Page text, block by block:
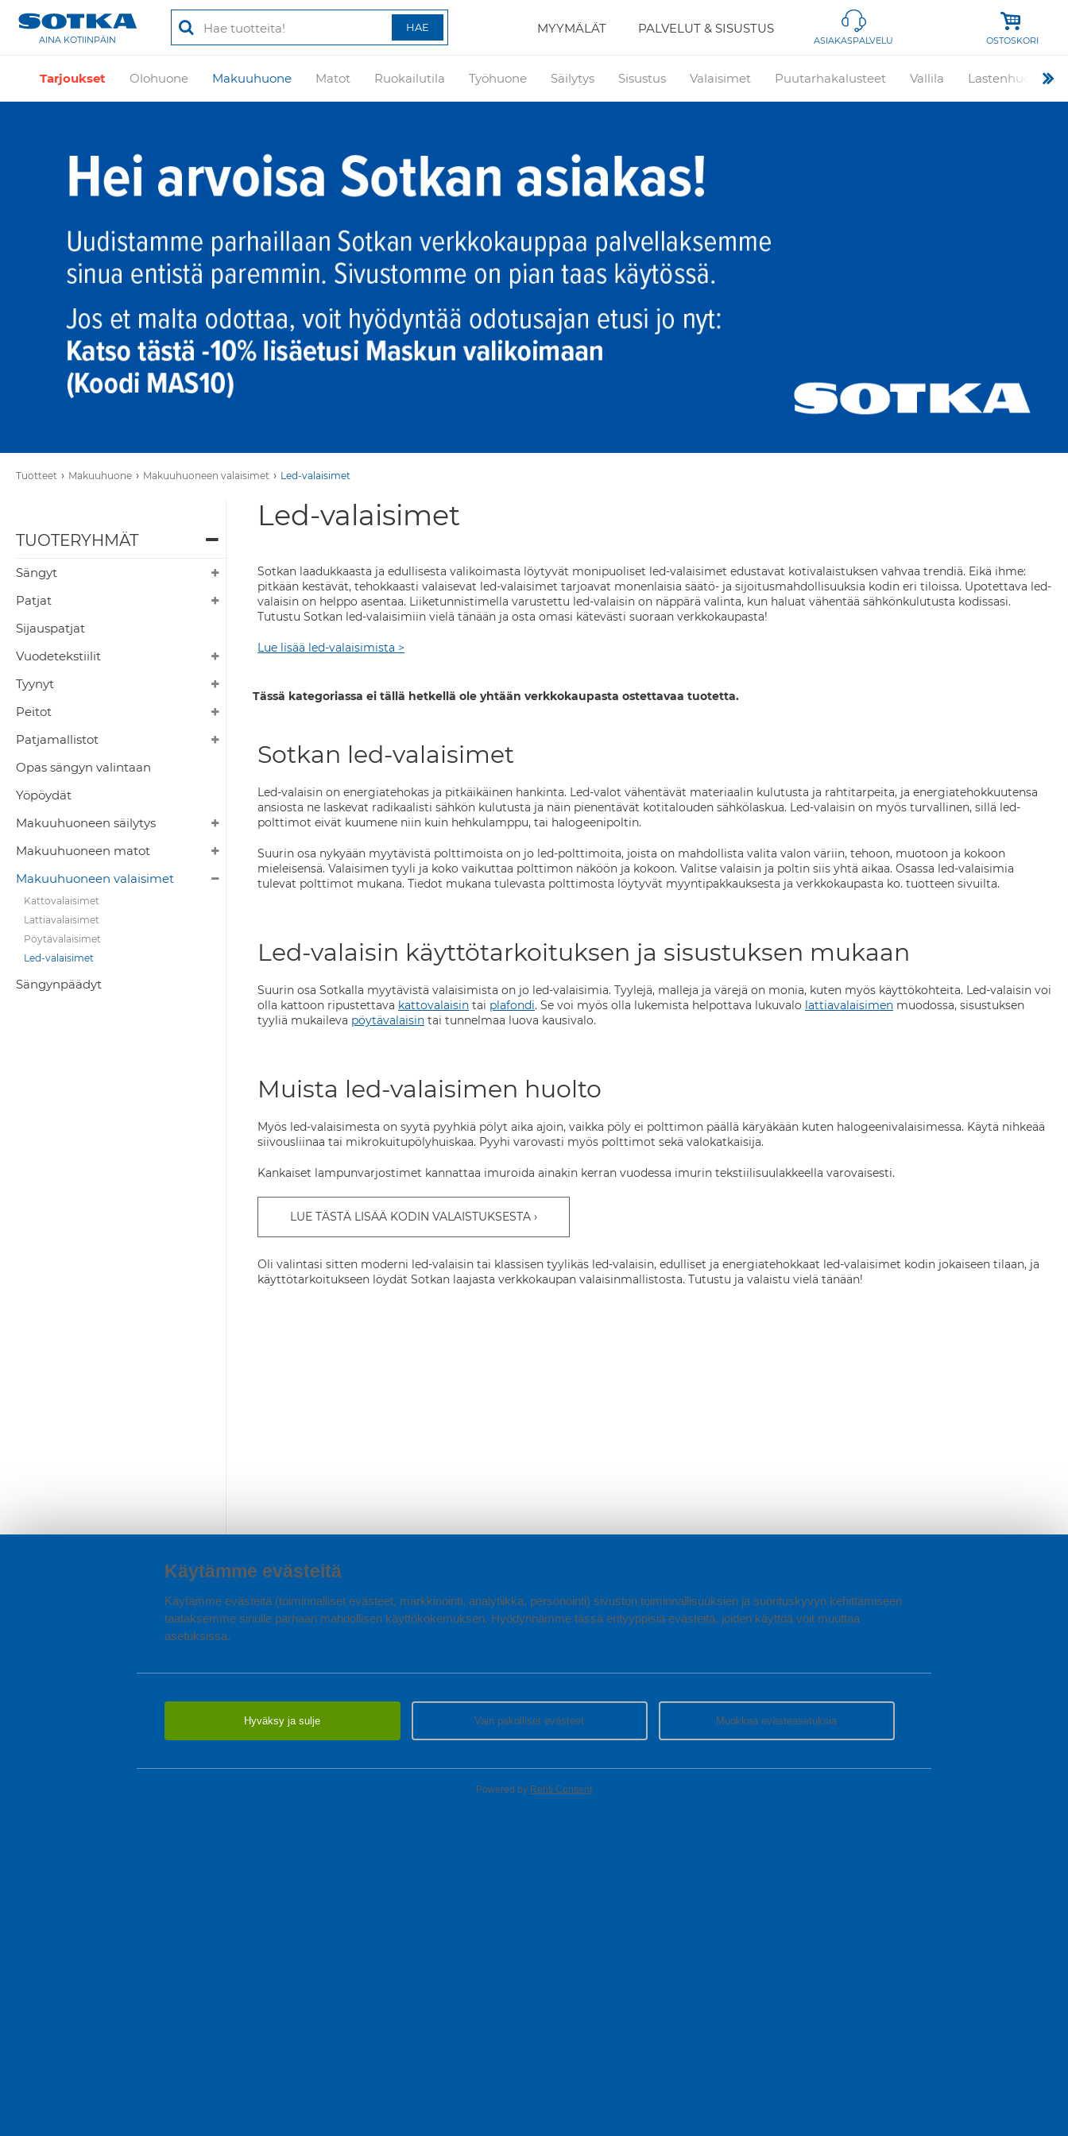
Käytämme evästeitä
Käytämme evästeitä (toiminnalliset evästeet, markkinointi, analytiikka, personointi) sivuston toiminnallisuuksien ja suorituskyvyn kehittämiseen
taataksemme sinulle parhaan mahdollisen käyttökokemuksen. Hyödynnämme tässä erityyppisiä evästeitä, joiden käyttöä voit muuttaa
asetuksissa.
Hyväksy ja sulje Vain pakolliset evästeet Muokkaa evästeasetuksia
Powered by Rehti Consent
AINA KOTIINPÄIN ASIAKASPALVELU OSTOSKORI
Tarjoukset Olohuone Makuuhuone Matot Ruokailutila Työhuone Säilytys Sisustus Valaisimet Puutarhakalusteet Vallila Lastenhuone
MYYMÄLÄT PALVELUT & SISUSTUS
Tuotteet › Makuuhuone › Makuuhuoneen valaisimet › Led-valaisimet
TUOTERYHMÄT
Sängyt
Patjat
Sijauspatjat
Vuodetekstiilit
Tyynyt
Peitot
Patjamallistot
Opas sängyn valintaan
Yöpöydät
Makuuhuoneen säilytys
Makuuhuoneen matot
Makuuhuoneen valaisimet
Kattovalaisimet
Lattiavalaisimet
Pöytävalaisimet
Led-valaisimet
Sängynpäädyt
Led-valaisimet
Sotkan laadukkaasta ja edullisesta valikoimasta löytyvät monipuoliset led-valaisimet edustavat kotivalaistuksen vahvaa trendiä. Eikä ihme:
pitkään kestävät, tehokkaasti valaisevat led-valaisimet tarjoavat monenlaisia säätö- ja sijoitusmahdollisuuksia kodin eri tiloissa. Upotettava led-
valaisin on helppo asentaa. Liiketunnistimella varustettu led-valaisin on näppärä valinta, kun haluat vähentää sähkönkulutusta kodissasi.
Tutustu Sotkan led-valaisimiin vielä tänään ja osta omasi kätevästi suoraan verkkokaupasta!
Lue lisää led-valaisimista >
Tässä kategoriassa ei tällä hetkellä ole yhtään verkkokaupasta ostettavaa tuotetta.
Sotkan led-valaisimet
Led-valaisin on energiatehokas ja pitkäikäinen hankinta. Led-valot vähentävät materiaalin kulutusta ja rahtitarpeita, ja energiatehokkuutensa
ansiosta ne laskevat radikaalisti sähkön kulutusta ja näin pienentävät kotitalouden sähkölaskua. Led-valaisin on myös turvallinen, sillä led-
polttimot eivät kuumene niin kuin hehkulamppu, tai halogeenipoltin.
Suurin osa nykyään myytävistä polttimoista on jo led-polttimoita, joista on mahdollista valita valon väriin, tehoon, muotoon ja kokoon
mieleisensä. Valaisimen tyyli ja koko vaikuttaa polttimon näköön ja kokoon. Valitse valaisin ja poltin siis yhtä aikaa. Osassa led-valaisimia
tulevat polttimot mukana. Tiedot mukana tulevasta polttimosta löytyvät myyntipakkauksesta ja verkkokaupasta ko. tuotteen sivuilta.
Led-valaisin käyttötarkoituksen ja sisustuksen mukaan
Suurin osa Sotkalla myytävistä valaisimista on jo led-valaisimia. Tyylejä, malleja ja värejä on monia, kuten myös käyttökohteita. Led-valaisin voi
olla kattoon ripustettava kattovalaisin tai plafondi. Se voi myös olla lukemista helpottava lukuvalo lattiavalaisimen muodossa, sisustuksen
tyyliä mukaileva pöytävalaisin tai tunnelmaa luova kausivalo.
Muista led-valaisimen huolto
Myös led-valaisimesta on syytä pyyhkiä pölyt aika ajoin, vaikka pöly ei polttimon päällä käryäkään kuten halogeenivalaisimessa. Käytä nihkeää
siivousliinaa tai mikrokuitupölyhuiskaa. Pyyhi varovasti myös polttimot sekä valokatkaisija.
Kankaiset lampunvarjostimet kannattaa imuroida ainakin kerran vuodessa imurin tekstiilisuulakkeella varovaisesti.
LUE TÄSTÄ LISÄÄ KODIN VALAISTUKSESTA
Oli valintasi sitten moderni led-valaisin tai klassisen tyylikäs led-valaisin, edulliset ja energiatehokkaat led-valaisimet kodin jokaiseen tilaan, ja
käyttötarkoitukseen löydät Sotkan laajasta verkkokaupan valaisinmallistosta. Tutustu ja valaistu vielä tänään!